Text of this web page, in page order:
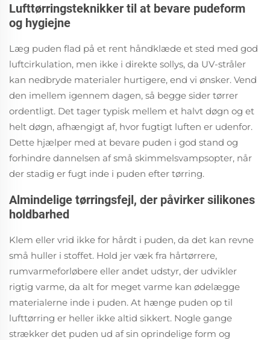
Lufttørringsteknikker til at bevare pudeform
og hygiejne
Læg puden flad på et rent håndklæde et sted med god
luftcirkulation, men ikke i direkte sollys, da UV-stråler
kan nedbryde materialer hurtigere, end vi ønsker. Vend
den imellem igennem dagen, så begge sider tørrer
ordentligt. Det tager typisk mellem et halvt døgn og et
helt døgn, afhængigt af, hvor fugtigt luften er udenfor.
Dette hjælper med at bevare puden i god stand og
forhindre dannelsen af små skimmelsvampsopter, når
der stadig er fugt inde i puden efter tørring.
Almindelige tørringsfejl, der påvirker silikones
holdbarhed
Klem eller vrid ikke for hårdt i puden, da det kan revne
små huller i stoffet. Hold jer væk fra hårtørrere,
rumvarmeforløbere eller andet udstyr, der udvikler
rigtig varme, da alt for meget varme kan ødelægge
materialerne inde i puden. At hænge puden op til
lufttørring er heller ikke altid sikkert. Nogle gange
strækker det puden ud af sin oprindelige form og